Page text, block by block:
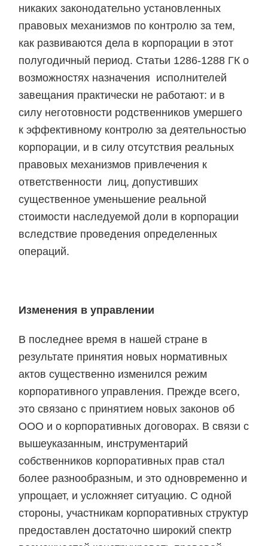
никаких законодательно установленных
правовых механизмов по контролю за тем,
как развиваются дела в корпорации в этот
полугодичный период. Статьи 1286-1288 ГК о
возможностях назначения исполнителей
завещания практически не работают: и в
силу неготовности родственников умершего
к эффективному контролю за деятельностью
корпорации, и в силу отсутствия реальных
правовых механизмов привлечения к
ответственности лиц, допустивших
существенное уменьшение реальной
стоимости наследуемой доли в корпорации
вследствие проведения определенных
операций.
Изменения в управлении
В последнее время в нашей стране в
результате принятия новых нормативных
актов существенно изменился режим
корпоративного управления. Прежде всего,
это связано с принятием новых законов об
ООО и о корпоративных договорах. В связи с
вышеуказанным, инструментарий
собственников корпоративных прав стал
более разнообразным, и это одновременно и
упрощает, и усложняет ситуацию. С одной
стороны, участникам корпоративных структур
предоставлен достаточно широкий спектр